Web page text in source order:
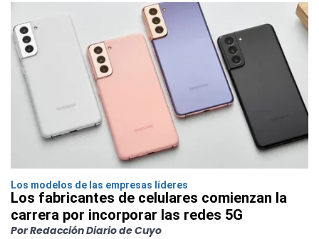
Los modelos de las empresas líderes
Los fabricantes de celulares comienzan la
carrera por incorporar las redes 5G
Por Redacción Diario de Cuyo